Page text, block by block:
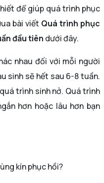
để giúp quá trình phục
bài viết Quá trình phục
đầutiên dưới đây.
nhau đối với mỗi người
sinh sẽ hết sau 6-8 tuần.
trình sinh nở. Quá trình
hơn hoặc lâu hơn bạn
kín phục hồi?